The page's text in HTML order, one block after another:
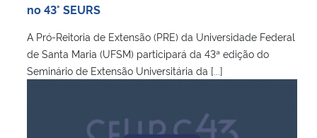
Gabinete de Segurança Institucional
Advocacia-Geral da União
no 43° SEURS
A Pró-Reitoria de Extensão (PRE) da Universidade Federal
de Santa Maria (UFSM) participará da 43ª edição do
Seminário de Extensão Universitária da [...]